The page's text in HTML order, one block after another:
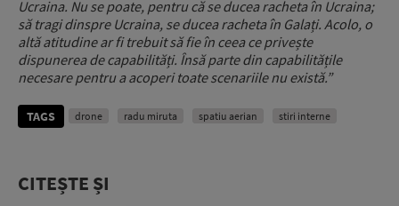
Ucraina. Nu se poate, pentru că se ducea racheta în Ucraina;
să tragi dinspre Ucraina, se ducea racheta în Galați. Acolo, o
altă atitudine ar fi trebuit să fie în ceea ce privește
dispunerea de capabilități. Însă parte din capabilitățile
necesare pentru a acoperi toate scenariile nu există.”
TAGS drone radu miruta spatiu aerian stiri interne
CITEȘTE ȘI